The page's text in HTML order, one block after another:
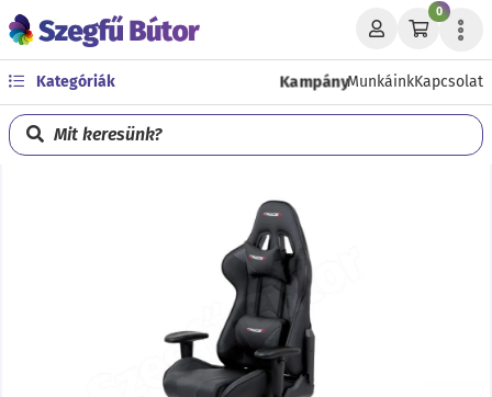
0
Kategóriák KampányMunkáinkKapcsolat
Mit keresünk?